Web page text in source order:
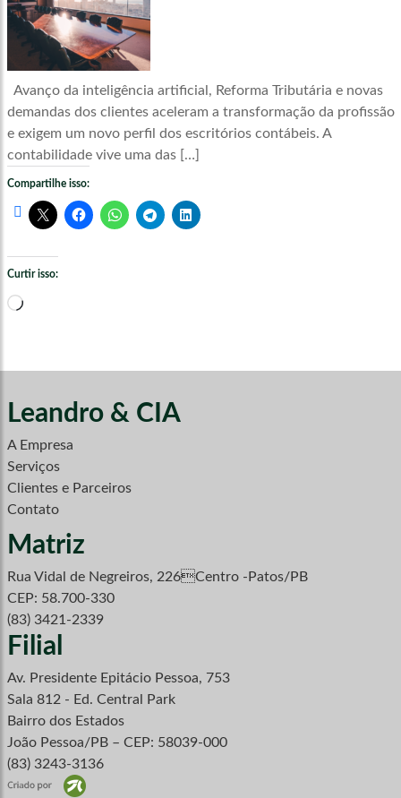
Avanço da inteligência artificial, Reforma Tributária e novas
demandas dos clientes aceleram a transformação da profissão
e exigem um novo perfil dos escritórios contábeis. A
contabilidade vive uma das […]
Compartilhe isso:
Curtir isso:
Carregando...
Leandro & CIA
A Empresa
Serviços
Clientes e Parceiros
Contato
Matriz
Rua Vidal de Negreiros, 226Centro -Patos/PB
CEP: 58.700-330
(83) 3421-2339
Filial
Av. Presidente Epitácio Pessoa, 753
Sala 812 - Ed. Central Park
Bairro dos Estados
João Pessoa/PB – CEP: 58039-000
(83) 3243-3136